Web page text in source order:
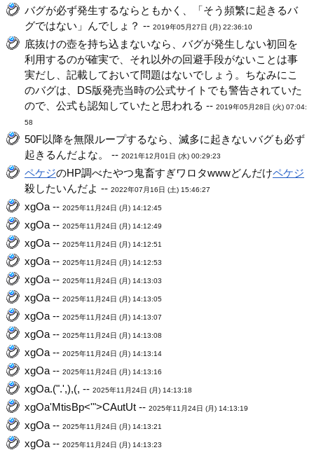
バグが必ず発生するならともかく、「そう頻繁に起きるバ
グではない」んでしょ？ --2019年05月27日 (月) 22:36:10
底抜けの壺を持ち込まないなら、バグが発生しない初回を
利用するのが確実で、それ以外の回避手段がないことは事
実だし、記載しておいて問題はないでしょう。ちなみにこ
のバグは、DS版発売当時の公式サイトでも警告されていた
ので、公式も認知していたと思われる --2019年05月28日 (火) 07:04:
58
50F以降を無限ループするなら、滅多に起きないバグも必ず
起きるんだよな。 --2021年12月01日 (水) 00:29:23
ペケジのHP調べたやつ鬼畜すぎワロタwwwどんだけペケジ
殺したいんだよ --2022年07月16日 (土) 15:46:27
xgOa --2025年11月24日 (月) 14:12:45
xgOa --2025年11月24日 (月) 14:12:49
xgOa --2025年11月24日 (月) 14:12:51
xgOa --2025年11月24日 (月) 14:12:53
xgOa --2025年11月24日 (月) 14:13:03
xgOa --2025年11月24日 (月) 14:13:05
xgOa --2025年11月24日 (月) 14:13:07
xgOa --2025年11月24日 (月) 14:13:08
xgOa --2025年11月24日 (月) 14:13:14
xgOa --2025年11月24日 (月) 14:13:16
xgOa.(".',),(, --2025年11月24日 (月) 14:13:18
xgOa'MtisBp<'">CAutUt --2025年11月24日 (月) 14:13:19
xgOa --2025年11月24日 (月) 14:13:21
xgOa --2025年11月24日 (月) 14:13:23